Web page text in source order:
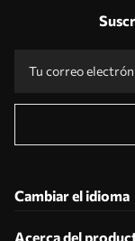
Cambiar el idioma
Acerca del